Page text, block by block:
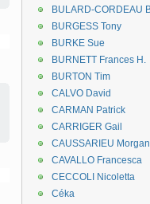
BULARD-CORDEAU
BURGESS Tony
BURKE Sue
BURNETT Frances H.
BURTON Tim
CALVO David
CARMAN Patrick
CARRIGER Gail
CAUSSARIEU
CAVALLO Francesca
CECCOLI Nicoletta
Céka